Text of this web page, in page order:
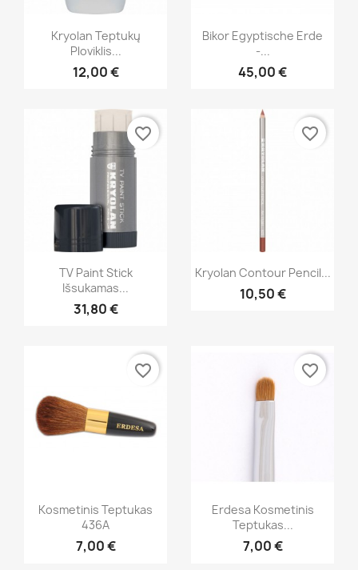
Greita peržiūra
Kryolan Teptukų
Ploviklis...
12,00 €
Greita peržiūra
Bikor Egyptische Erde
-...
45,00 €
Greita peržiūra
+21
TV Paint Stick
Išsukamas...
31,80 €
favorite_border
Greita peržiūra
+16
Kryolan Contour Pencil...
10,50 €
favorite_border
Greita peržiūra
Kosmetinis Teptukas
436A
7,00 €
favorite_border
Greita peržiūra
Erdesa Kosmetinis
Teptukas...
7,00 €
favorite_border